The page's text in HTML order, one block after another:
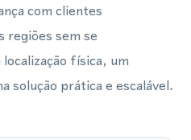
com clientes
regiões sem se
física, um
solução prática e escalável.